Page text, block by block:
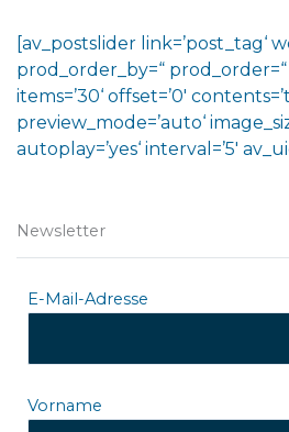
[av_postslider link=’post_tag‘
prod_order_by=“ prod_order=“
items=’30‘ offset=’0′
preview_mode=’auto‘
autoplay=’yes‘ interval=’5′
Newsletter
E-Mail-Adresse
Vorname